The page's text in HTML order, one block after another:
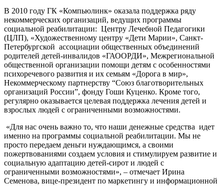
В 2010 году ГК «Компьюлинк» оказала поддержка ряду
некоммерческих организаций, ведущих программы
социальной реабилитации: Центру Лечебной Педагогики
(ЦЛП), «Художественному центру «Дети Марии», Санкт-
Петербургской ассоциации общественных объединений
родителей детей-инвалидов «ГАООРДИ», Межрегиональной
общественной организации помощи детям с особенностями
психоречевого развития и их семьям «Дорога в мир»,
Некоммерческому партнерству “Союз благотворительных
организаций России”, фонду Гоши Куценко. Кроме того,
регулярно оказывается целевая поддержка лечения детей и
взрослых людей с ограниченными возможностями.
«Для нас очень важно то, что наши денежные средства идет
именно на программы социальной реабилитации. Мы не
просто передаем деньги нуждающимся, а своими
пожертвованиями создаем условия и стимулируем развитие и
социальную адаптацию детей-сирот и людей с
ограниченными возможностями», – отмечает Ирина
Семенова, вице-президент по маркетингу и информационной